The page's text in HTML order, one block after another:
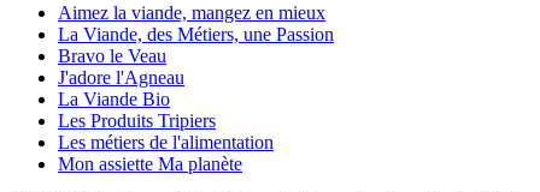
Aimez la viande, mangez en mieux
La Viande, des Métiers, une Passion
Bravo le Veau
J'adore l'Agneau
La Viande Bio
Les Produits Tripiers
Les métiers de l'alimentation
Mon assiette Ma planète